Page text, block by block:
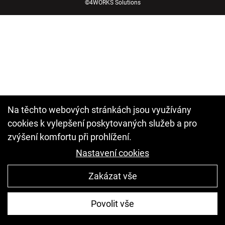
©4WORKS Solutions
Na těchto webových stránkách jsou využívány
cookies k vylepšení poskytovaných služeb a pro
zvýšení komfortu při prohlížení.
Nastavení cookies
Zakázat vše
Povolit vše